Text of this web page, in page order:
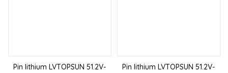
Pin lithium LVTOPSUN 51.2V-
Pin lithium LVTOPSUN 51.2V-